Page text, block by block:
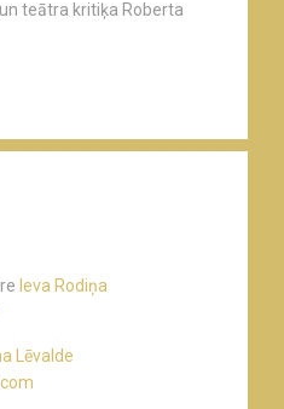
teātra kritiķa Roberta
Ieva Rodiņa
Lēvalde